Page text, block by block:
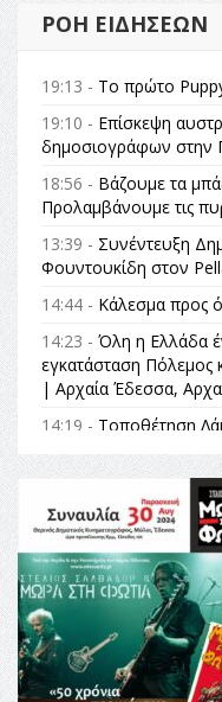
ΡΟΉ ΕΙΔΉΣΕΩΝ
19:13 - Το πρώτο
19:10 - Επίσκεψη
δημοσιογράφων στην
18:56 - Βάζουμε τα
Προλαμβάνουμε τις
13:39 - Συνέντευξη
Φουντουκίδη στον
14:44 - Κάλεσμα προς
14:23 - Όλη η Ελλάδα
εγκατάσταση Πόλεμος
| Αρχαία Έδεσσα,
14:19 - Τοποθέτηση
Αναθεώρηση του
θεσμικές
στις επόμενες γενιές»
16:35 -Το πρόγραμμα
Champions League!
16:27 -Όλυμπος:
Κληρονομιάς της
Όλυμπος
αγαθό εξέχουσας
ανθρωπότητα